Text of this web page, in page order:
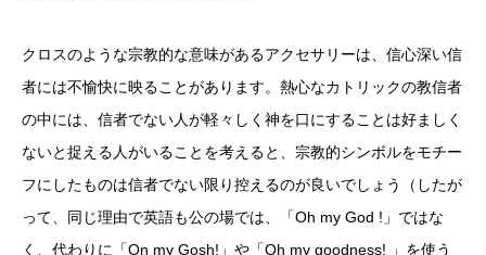
クロスのような宗教的な意味があるアクセサリーは、信心深い信
者には不愉快に映ることがあります。熱心なカトリックの教信者
の中には、信者でない人が軽々しく神を口にすることは好ましく
ないと捉える人がいることを考えると、宗教的シンボルをモチー
フにしたものは信者でない限り控えるのが良いでしょう（したが
って、同じ理由で英語も公の場では、「Oh my God !」ではな
く、代わりに「On my Gosh!」や「Oh my goodness! 」を使う